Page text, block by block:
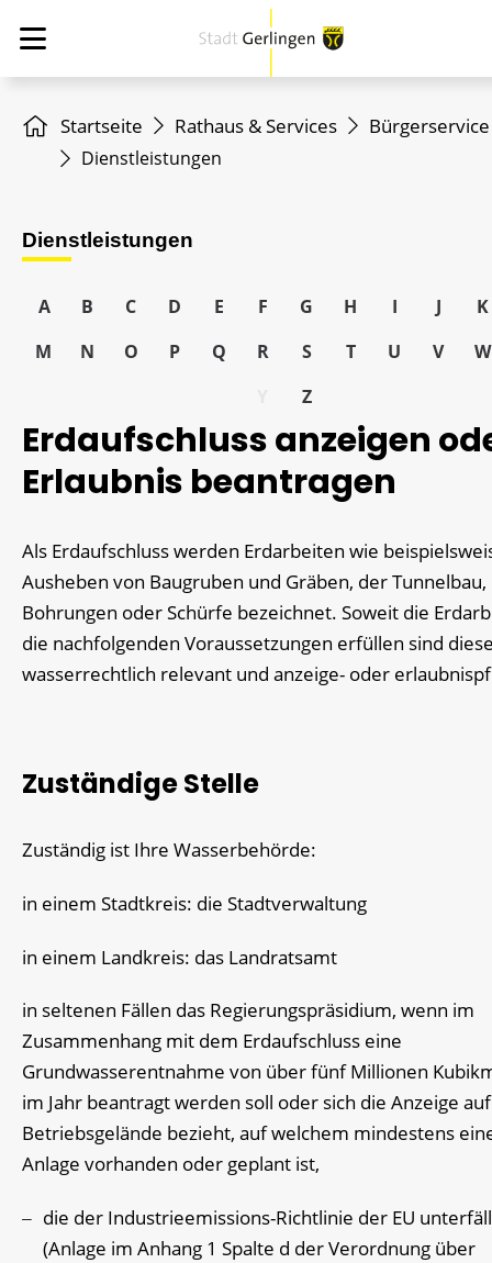
Startseite Rathaus & Services Bürgerservice
Dienstleistungen
Dienstleistungen
A B C D E F G H I J
K
M
N O P Q R S T U V
W
Z
Erdaufschluss anzeigen
Erlaubnis beantragen
Als Erdaufschluss werden Erdarbeiten wie
Ausheben von Baugruben und Gräben, der Tunnelbau,
Bohrungen oder Schürfe bezeichnet. Soweit die
die nachfolgenden Voraussetzungen erfüllen sind
wasserrechtlich relevant und anzeige- oder
Zuständige Stelle
Zuständig ist Ihre Wasserbehörde:
in einem Stadtkreis: die Stadtverwaltung
in einem Landkreis: das Landratsamt
in seltenen Fällen das Regierungspräsidium, wenn im
Zusammenhang mit dem Erdaufschluss eine
Grundwasserentnahme von über fünf Millionen
im Jahr beantragt werden soll oder sich die Anzeige
Betriebsgelände bezieht, auf welchem mindestens
Anlage vorhanden oder geplant ist,
die der Industrieemissions-Richtlinie der EU
(Anlage im Anhang 1 Spalte d der Verordnung über